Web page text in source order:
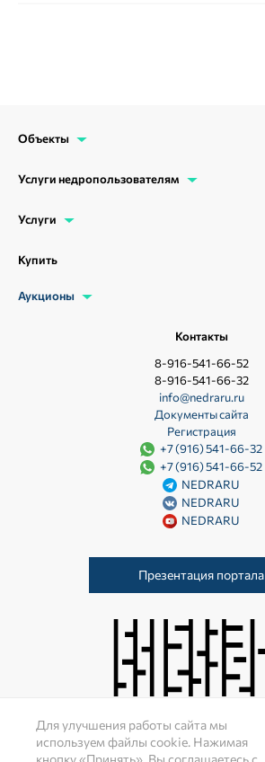
Объекты
Услуги недропользователям
Услуги
Купить
Аукционы
Контакты
8-916-541-66-52
8-916-541-66-32
info@nedraru.ru
Документы сайта
Регистрация
+7 (916) 541-66-32
+7 (916) 541-66-52
NEDRARU
NEDRARU
NEDRARU
Презентация портала
Разработано в Indexis
Для улучшения работы сайта мы
используем файлы cookie. Нажимая
кнопку «Принять», Вы соглашаетесь с